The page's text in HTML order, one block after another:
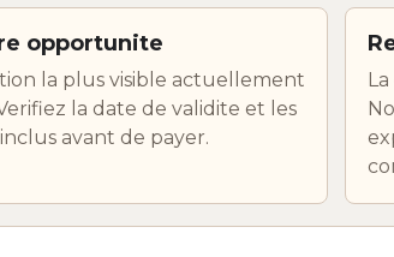
opportunite
la plus visible actuellement
la date de validite et les
avant de payer.